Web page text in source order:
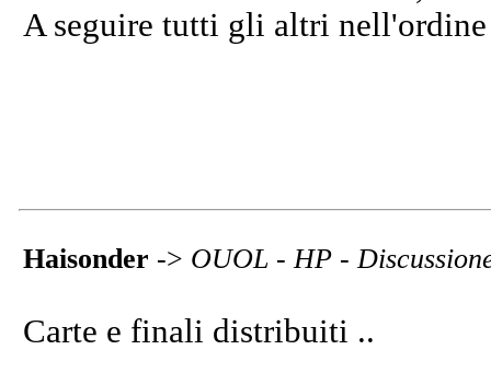
A seguire tutti gli altri
Haisonder -> OUOL - HP -
Carte e finali distribuiti ..